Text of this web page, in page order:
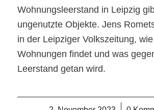
Wohnungsleerstand in Leipzig
ungenutzte Objekte. Jens
in der Leipziger Volkszeitung,
Wohnungen findet und was
Leerstand getan wird.